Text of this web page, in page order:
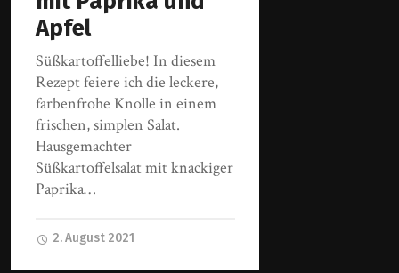
Apfel
Süßkartoffelliebe! In diesem
Rezept feiere ich die leckere,
farbenfrohe Knolle in einem
frischen, simplen Salat.
Hausgemachter
Süßkartoffelsalat mit knackiger
Paprika…
2. August 2021